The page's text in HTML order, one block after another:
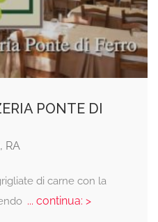
PONTE DI
RA
di carne con la
... continua: >